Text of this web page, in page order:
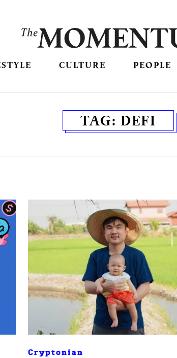
CULTURE PEOPLE
TAG: DEFI
Cryptonian